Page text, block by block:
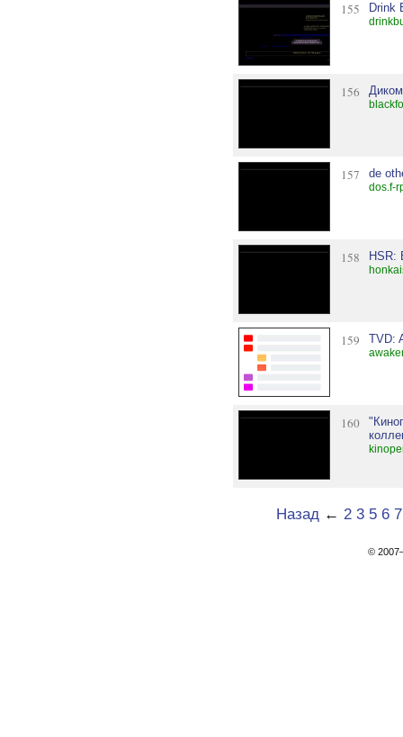
155 Drink
156
157 de
dos.f-
158 HSR:
159 TVD:
160
Назад ← 2 3 5 6 7
©